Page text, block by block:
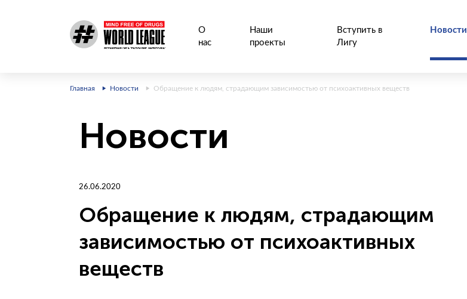
О
нас
Наши
проекты
Вступить в
Лигу
Новости
Главная Новости Обращение к людям, страдающим зависимостью от психоактивных веществ
Новости
26.06.2020
Обращение к людям, страдающим
зависимостью от психоактивных
веществ